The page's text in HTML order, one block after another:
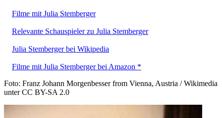
Filme mit Julia Stemberger
Relevante Schauspieler zu Julia Stemberger
Julia Stemberger bei Wikipedia
Filme mit Julia Stemberger bei Amazon *
Foto: Franz Johann Morgenbesser from Vienna, Austria / Wikimedia
unter CC BY-SA 2.0